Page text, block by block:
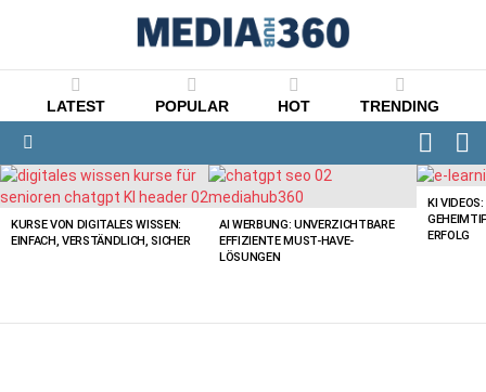
LATEST POPULAR HOT TRENDING
LATEST
STORIES
KURSE VON DIGITALES WISSEN:
EINFACH, VERSTÄNDLICH, SICHER
AI WERBUNG: UNVERZICHTBARE
EFFIZIENTE MUST-HAVE-
LÖSUNGEN
KI
ERFOLG